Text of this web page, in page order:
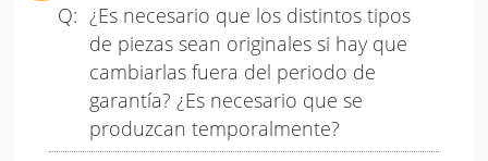
¿Es necesario que los distintos tipos
de piezas sean originales si hay que
cambiarlas fuera del periodo de
garantía? ¿Es necesario que se
produzcan temporalmente?